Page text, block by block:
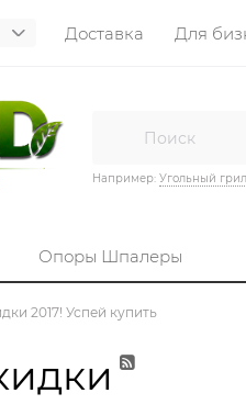
Доставка Для
Например: Угольный
Опоры Шпалеры
2017! Успей купить